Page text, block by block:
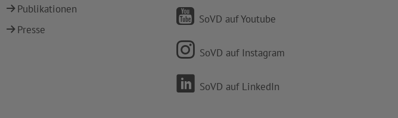
Publikationen
Presse
SoVD auf Youtube
SoVD auf Instagram
SoVD auf LinkedIn